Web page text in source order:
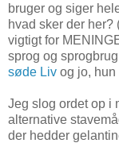
bruger og siger
hvad sker der her?
vigtigt for
sprog og
søde Liv og jo, hun
Jeg slog ordet op i
alternative
der hedder